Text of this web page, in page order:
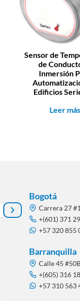
Sensor de
de
Inmersión
Edificios
Leer más
Bogotá
Carrera 27
+(601) 371
+57 320 855
Barranquilla
Calle 45
+(605) 316
+57 310 563